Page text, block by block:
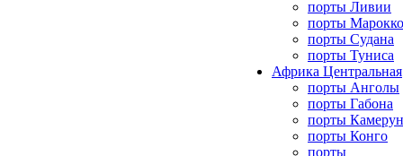
порты Ливии
порты Марокко
порты Судана
порты Туниса
Африка Центральная
порты Анголы
порты Габона
порты
порты Конго
порты